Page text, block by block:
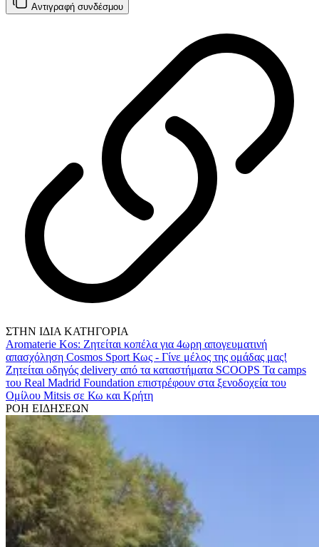
Αντιγραφή συνδέσμου
ΣΤΗΝ ΙΔΙΑ ΚΑΤΗΓΟΡΙΑ
Aromaterie Kos: Ζητείται κοπέλα για 4ωρη απογευματινή
απασχόληση Cosmos Sport Κως - Γίνε μέλος της ομάδας μας!
Ζητείται οδηγός delivery από τα καταστήματα SCOOPS Τα camps
του Real Madrid Foundation επιστρέφουν στα ξενοδοχεία του
Ομίλου Mitsis σε Κω και Κρήτη
ΡΟΗ ΕΙΔΗΣΕΩΝ